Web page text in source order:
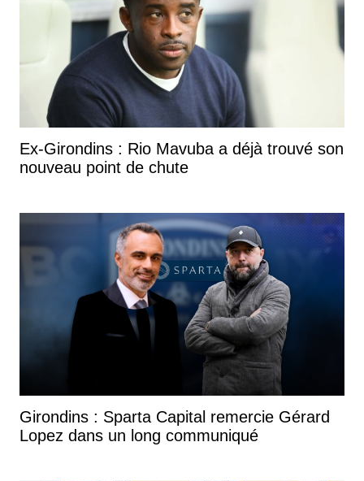
Ex-Girondins : Rio Mavuba a déjà trouvé son
nouveau point de chute
Girondins : Sparta Capital remercie Gérard
Lopez dans un long communiqué